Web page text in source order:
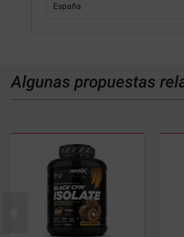
España
Algunas propuestas